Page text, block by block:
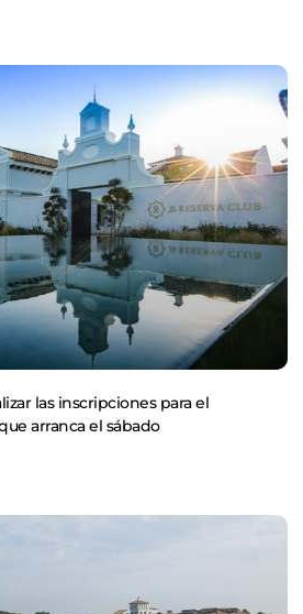
las inscripciones para el
arranca el sábado